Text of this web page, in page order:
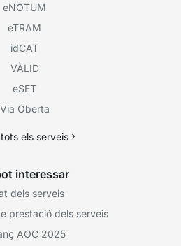
eNOTUM
eTRAM
idCAT
VÀLID
eSET
Via Oberta
els serveis
interessar
dels serveis
prestació dels serveis
AOC 2025